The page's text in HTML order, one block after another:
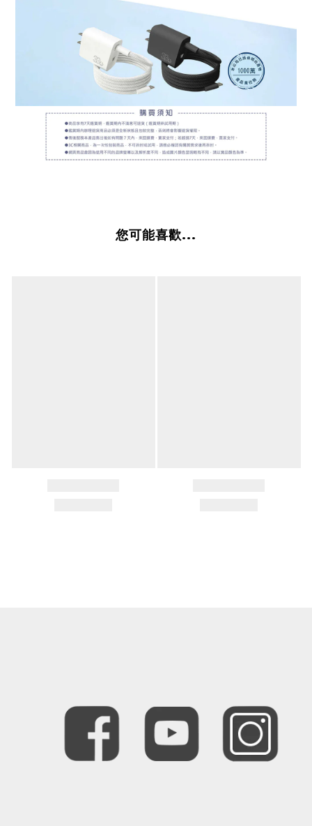
您可能喜歡...